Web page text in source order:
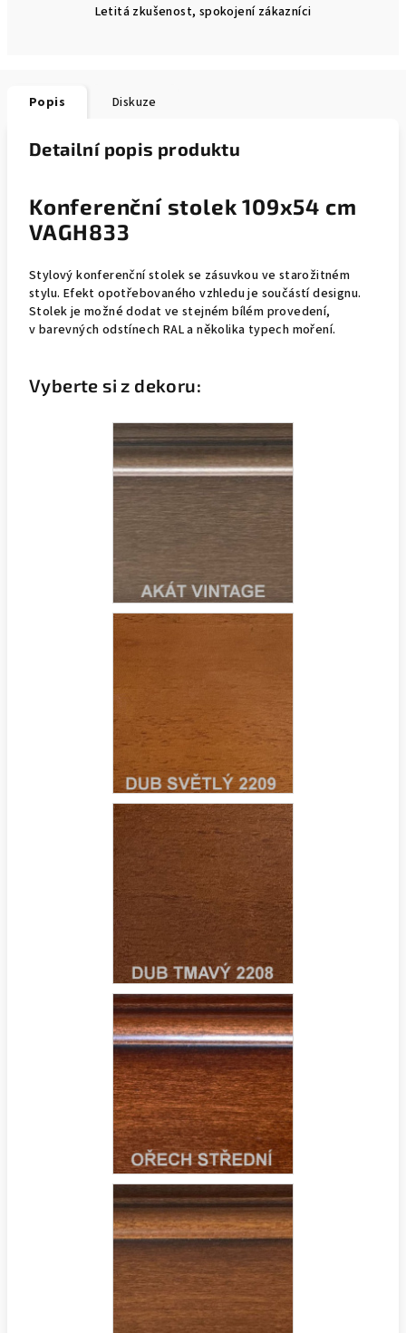
Letitá zkušenost, spokojení zákazníci
Popis Diskuze
Detailní popis produktu
Konferenční stolek 109x54 cm
VAGH833
Stylový konferenční stolek se zásuvkou ve starožitném
stylu. Efekt opotřebovaného vzhledu je součástí designu.
Stolek je možné dodat ve stejném bílém provedení,
v barevných odstínech RAL a několika typech moření.
Vyberte si z dekoru: